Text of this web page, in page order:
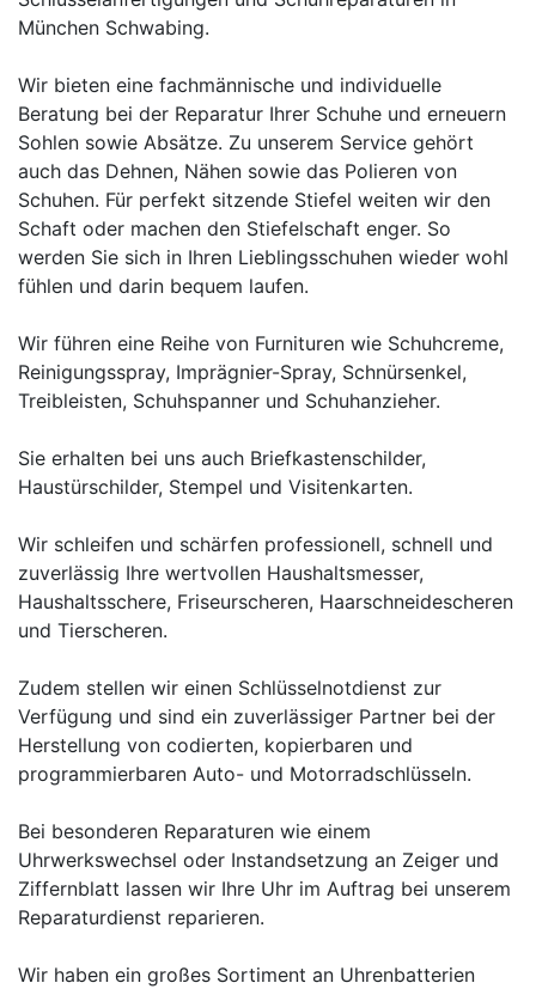
München Schwabing.
Wir bieten eine fachmännische und individuelle
Beratung bei der Reparatur Ihrer Schuhe und erneuern
Sohlen sowie Absätze. Zu unserem Service gehört
auch das Dehnen, Nähen sowie das Polieren von
Schuhen. Für perfekt sitzende Stiefel weiten wir den
Schaft oder machen den Stiefelschaft enger. So
werden Sie sich in Ihren Lieblingsschuhen wieder wohl
fühlen und darin bequem laufen.
Wir führen eine Reihe von Furnituren wie Schuhcreme,
Reinigungsspray, Imprägnier-Spray, Schnürsenkel,
Treibleisten, Schuhspanner und Schuhanzieher.
Sie erhalten bei uns auch Briefkastenschilder,
Haustürschilder, Stempel und Visitenkarten.
Wir schleifen und schärfen professionell, schnell und
zuverlässig Ihre wertvollen Haushaltsmesser,
Haushaltsschere, Friseurscheren, Haarschneidescheren
und Tierscheren.
Zudem stellen wir einen Schlüsselnotdienst zur
Verfügung und sind ein zuverlässiger Partner bei der
Herstellung von codierten, kopierbaren und
programmierbaren Auto- und Motorradschlüsseln.
Bei besonderen Reparaturen wie einem
Uhrwerkswechsel oder Instandsetzung an Zeiger und
Ziffernblatt lassen wir Ihre Uhr im Auftrag bei unserem
Reparaturdienst reparieren.
Wir haben ein großes Sortiment an Uhrenbatterien